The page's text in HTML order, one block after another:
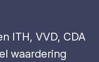
ITH, VVD, CDA
waardering